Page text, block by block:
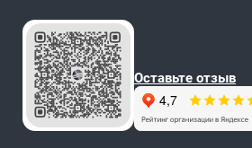
Оставьте отзыв